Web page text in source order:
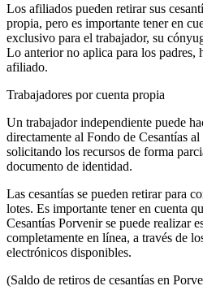
Los afiliados pueden retirar sus
propia, pero es importante tener en
exclusivo para el trabajador, su
Lo anterior no aplica para los padres,
afiliado.
Trabajadores por cuenta propia
Un trabajador independiente puede
directamente al Fondo de Cesantías
solicitando los recursos de forma
documento de identidad.
Las cesantías se pueden retirar para
lotes. Es importante tener en cuenta
Cesantías Porvenir se puede realizar
completamente en línea, a través de
electrónicos disponibles.
(Saldo de retiros de cesantías en